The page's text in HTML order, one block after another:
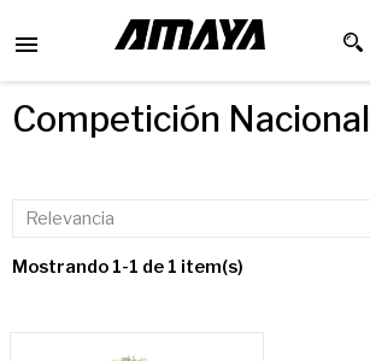

Competición Nacional
Relevancia
Mostrando 1-1 de 1 item(s)